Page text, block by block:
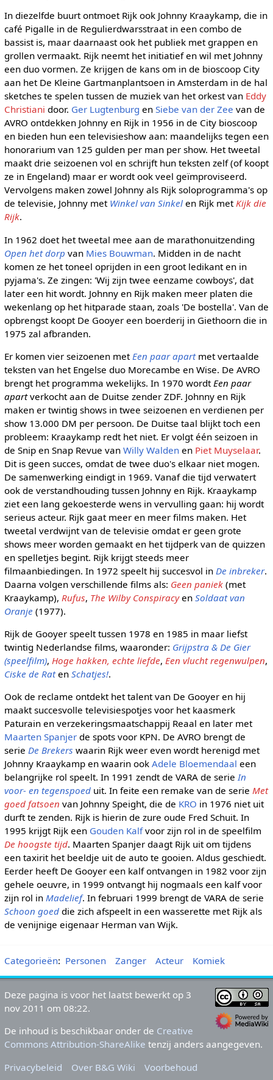
In diezelfde buurt ontmoet Rijk ook Johnny Kraaykamp, die in
café Pigalle in de Regulierdwarsstraat in een combo de
bassist is, maar daarnaast ook het publiek met grappen en
grollen vermaakt. Rijk neemt het initiatief en wil met Johnny
een duo vormen. Ze krijgen de kans om in de bioscoop City
aan het De Kleine Gartmanplantsoen in Amsterdam in de hal
sketches te spelen tussen de muziek van het orkest van Eddy
Christiani door. Ger Lugtenburg en Siebe van der Zee van de
AVRO ontdekken Johnny en Rijk in 1956 in de City bioscoop
en bieden hun een televisieshow aan: maandelijks tegen een
honorarium van 125 gulden per man per show. Het tweetal
maakt drie seizoenen vol en schrijft hun teksten zelf (of koopt
ze in Engeland) maar er wordt ook veel geïmproviseerd.
Vervolgens maken zowel Johnny als Rijk soloprogramma's op
de televisie, Johnny met Winkel van Sinkelen Rijk metKijk die
Rijk.
In 1962 doet het tweetal mee aan de marathonuitzending
Open het dorp van Mies Bouwman. Midden in de nacht
komen ze het toneel oprijden in een groot ledikant en in
pyjama's. Ze zingen: 'Wij zijn twee eenzame cowboys', dat
later een hit wordt. Johnny en Rijk maken meer platen die
wekenlang op het hitparade staan, zoals 'De bostella'. Van de
opbrengst koopt De Gooyer een boerderij in Giethoorn die in
1975 zal afbranden.
Er komen vier seizoenen met Een paar apartmet vertaalde
teksten van het Engelse duo Morecambe en Wise. De AVRO
brengt het programma wekelijks. In 1970 wordt Een paar
apartverkocht aan de Duitse zender ZDF. Johnny en Rijk
maken er twintig shows in twee seizoenen en verdienen per
show 13.000 DM per persoon. De Duitse taal blijkt toch een
probleem: Kraaykamp redt het niet. Er volgt één seizoen in
de Snip en Snap Revue van Willy Waldenen Piet Muyselaar.
Dit is geen succes, omdat de twee duo's elkaar niet mogen.
De samenwerking eindigt in 1969. Vanaf die tijd verwatert
ook de verstandhouding tussen Johnny en Rijk. Kraaykamp
ziet een lang gekoesterde wens in vervulling gaan: hij wordt
serieus acteur. Rijk gaat meer en meer films maken. Het
tweetal verdwijnt van de televisie omdat er geen grote
shows meer worden gemaakt en het tijdperk van de quizzen
en spelletjes begint. Rijk krijgt steeds meer
filmaanbiedingen. In 1972 speelt hij succesvol in De inbreker.
Daarna volgen verschillende films als: Geen paniek(met
Kraaykamp), Rufus, The Wilby Conspiracyen Soldaat van
Oranje (1977).
Rijk de Gooyer speelt tussen 1978 en 1985 in maar liefst
twintig Nederlandse films, waaronder: Grijpstra & De Gier
(speelfilm), Hoge hakken, echte liefde, Een vlucht regenwulpen,
Ciske de Raten Schatjes!.
Ook de reclame ontdekt het talent van De Gooyer en hij
maakt succesvolle televisiespotjes voor het kaasmerk
Paturain en verzekeringsmaatschappij Reaal en later met
Maarten Spanjerde spots voor KPN. De AVRO brengt de
serie De Brekers waarin Rijk weer even wordt herenigd met
Johnny Kraaykamp en waarin ook Adele Bloemendaal een
belangrijke rol speelt. In 1991 zendt de VARA de serieIn
voor- en tegenspoeduit. In feite een remake van de serie Met
goed fatsoen van Johnny Speight, die de KRO in 1976 niet uit
durft te zenden. Rijk is hierin de zure oude Fred Schuit. In
1995 krijgt Rijk een Gouden Kalfvoor zijn rol in de speelfilm
De hoogste tijd. Maarten Spanjer daagt Rijk uit om tijdens
een taxirit het beeldje uit de auto te gooien. Aldus geschiedt.
Eerder heeft De Gooyer een kalf ontvangen in 1982 voor zijn
gehele oeuvre, in 1999 ontvangt hij nogmaals een kalf voor
zijn rol in Madelief. In februari 1999 brengt de VARA de serie
Schoon goeddie zich afspeelt in een wasserette met Rijk als
de venijnige eigenaar Herman van Wijk.
Categorieën: Personen Zanger Acteur Komiek
Deze pagina is voor het laatst bewerkt op 3
nov 2011 om 08:22.
De inhoud is beschikbaar onder de Creative
Commons Attribution-ShareAlike tenzij anders aangegeven.
Privacybeleid
Over B&G Wiki Voorbehoud